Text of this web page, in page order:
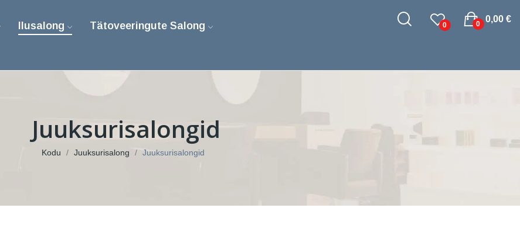
Ilusalong
Tätoveeringute Salong
0
0,00 €
0
Juuksurisalongid
Kodu Juuksurisalong Juuksurisalongid